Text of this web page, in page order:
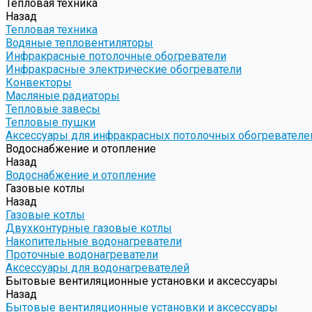
Тепловая техника
Назад
Тепловая техника
Водяные тепловентиляторы
Инфракрасные потолочные обогреватели
Инфракрасные электрические обогреватели
Конвекторы
Масляные радиаторы
Тепловые завесы
Тепловые пушки
Аксессуары для инфракрасных потолочных
Водоснабжение и отопление
Назад
Водоснабжение и отопление
Газовые котлы
Назад
Газовые котлы
Двухконтурные газовые котлы
Накопительные водонагреватели
Проточные водонагреватели
Аксессуары для водонагревателей
Бытовые вентиляционные установки и аксессуары
Назад
Бытовые вентиляционные установки и аксессуары